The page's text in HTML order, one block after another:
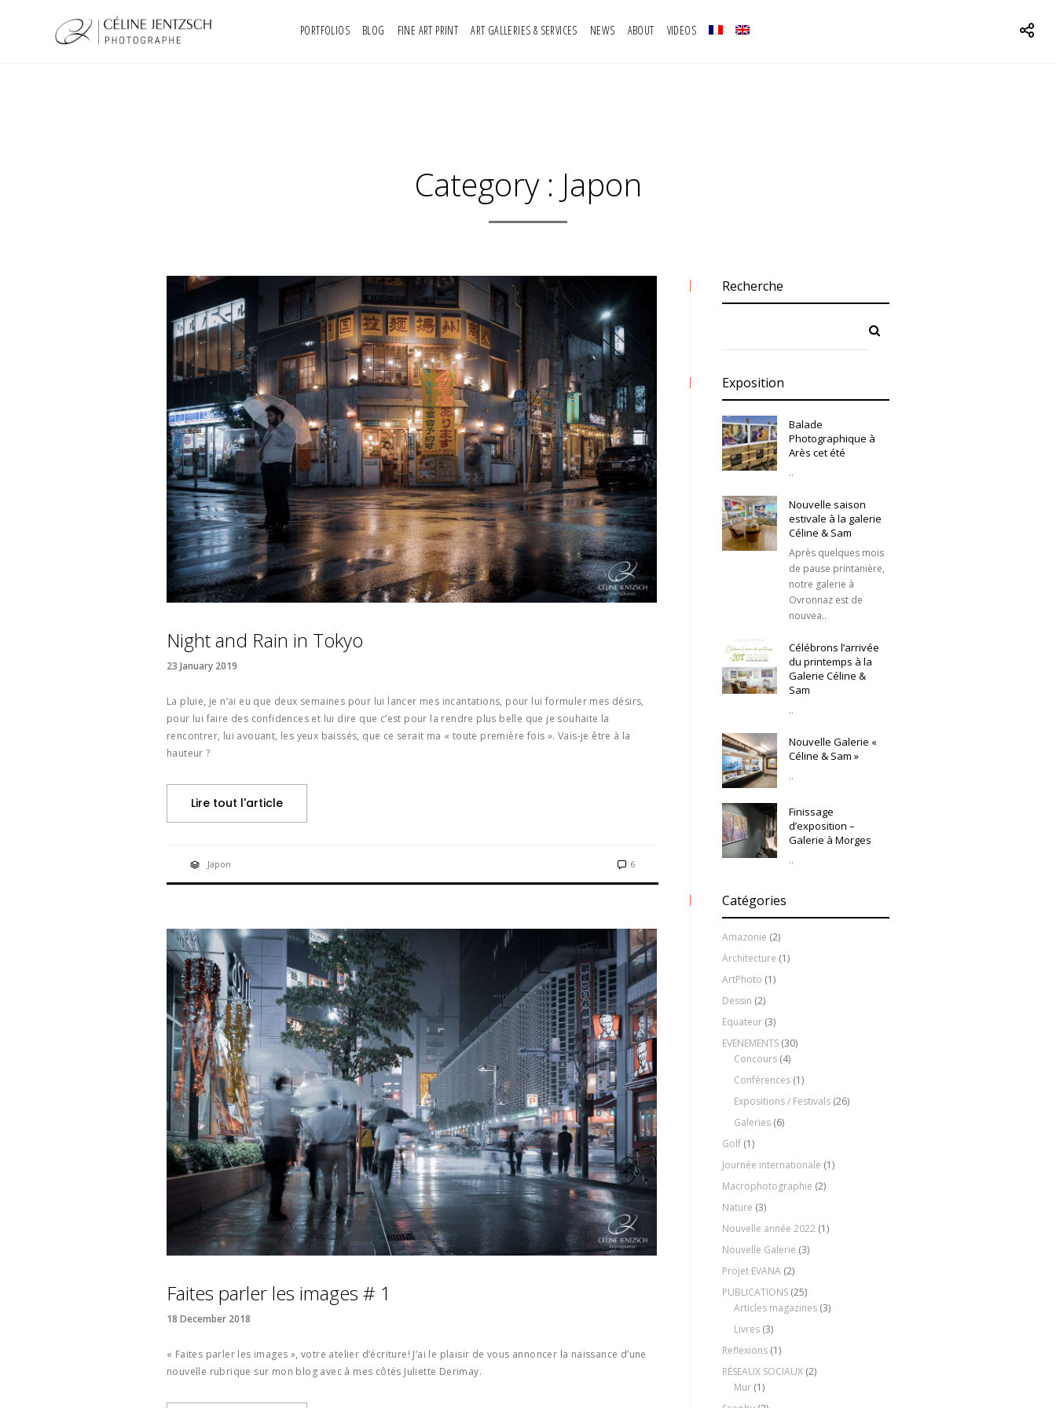
PORTFOLIOS BLOG FINE ART PRINT ART GALLERIES & SERVICES NEWS ABOUT VIDEOS
Category : Japon
Night and Rain in Tokyo
23 January 2019
La pluie, je n’ai eu que deux semaines pour lui lancer mes incantations, pour lui formuler mes désirs,
pour lui faire des confidences et lui dire que c’est pour la rendre plus belle que je souhaite la
rencontrer, lui avouant, les yeux baissés, que ce serait ma « toute première fois ». Vais-je être à la
hauteur ?
Lire tout l'article
Japon 6
Faites parler les images # 1
18 December 2018
« Faites parler les images », votre atelier d’écriture! J’ai le plaisir de vous annoncer la naissance d’une
nouvelle rubrique sur mon blog avec à mes côtés Juliette Derimay.
Recherche
Exposition
Balade
Photographique à
Arès cet été
..
Nouvelle saison
estivale à la galerie
Céline & Sam
Après quelques mois
de pause printanière,
notre galerie à
Ovronnaz est de
nouvea..
Célébrons l’arrivée
du printemps à la
Galerie Céline &
Sam
..
Nouvelle Galerie «
Céline & Sam »
..
Finissage
d’exposition –
Galerie à Morges
..
Catégories
Amazonie (2)
Architecture (1)
ArtPhoto (1)
Dessin (2)
Equateur (3)
EVENEMENTS (30)
Concours (4)
Conférences (1)
Expositions / Festivals (26)
Galeries (6)
Golf (1)
Journée internationale (1)
Macrophotographie (2)
Nature (3)
Nouvelle année 2022 (1)
Nouvelle Galerie (3)
Projet EVANA (2)
PUBLICATIONS (25)
Articles magazines (3)
Livres (3)
Reflexions (1)
RÉSEAUX SOCIAUX (2)
Mur (1)